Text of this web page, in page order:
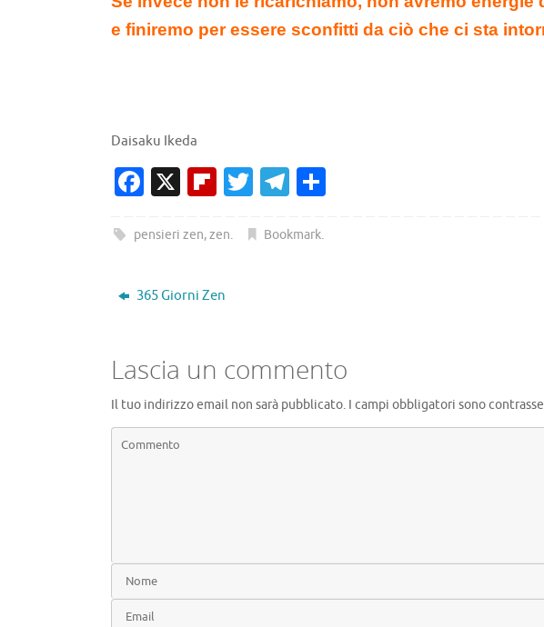
e finiremo per essere sconfitti da ciò che ci sta
Daisaku Ikeda
Fa
e
o
k
X Fl
b
ar
T
it
T
e
pensieri zen,zen. Bookmark.
365 Giorni Zen
Lascia un commento
Il tuo indirizzo email non sarà pubblicato. I campi obbligatori sono